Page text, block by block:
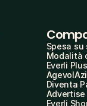
Spesa su
Modalità
Everli Plus
Diventa
Advertise
Everli